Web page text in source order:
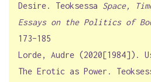
Desire. Teoksessa Space,
Essays on the Politics of
173–185
Lorde, Audre (2020[1984]).
The Erotic as Power.